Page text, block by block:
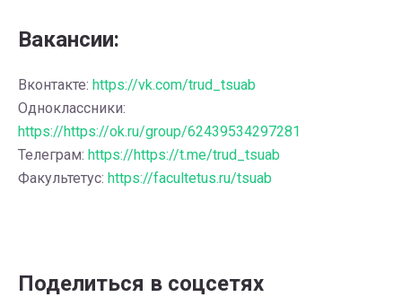
Вакансии:
Вконтакте: https://vk.com/trud_tsuab
Одноклассники:
https://https://ok.ru/group/62439534297281
Телеграм: https://https://t.me/trud_tsuab
Факультетус: https://facultetus.ru/tsuab
Поделиться в соцсетях